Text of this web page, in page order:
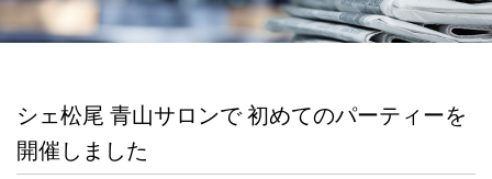
シェ松尾 青山サロンで 初めてのパーティーを
開催しました